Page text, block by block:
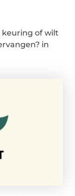
keuring of wilt
in